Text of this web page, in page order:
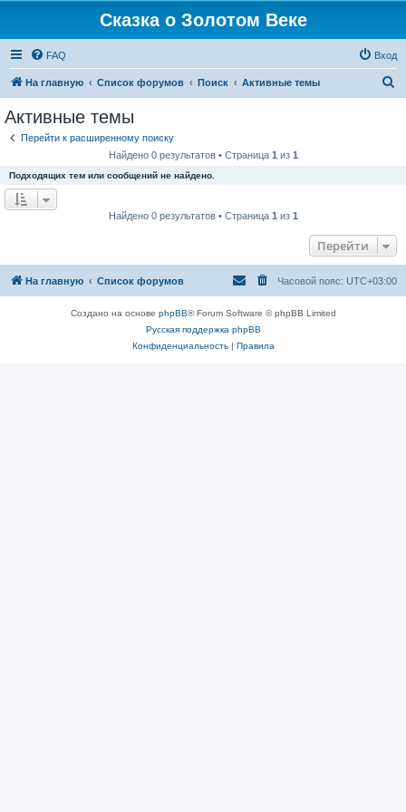
Сказка о Золотом Веке
FAQ Вход
На главную Список форумов Поиск Активные темы
Активные темы
Перейти к расширенному поиску
Найдено 0 результатов • Страница 1 из 1
Подходящих тем или сообщений не найдено.
Найдено 0 результатов • Страница 1 из 1
Перейти
На главную Список форумов Часовой пояс: UTC+03:00
Создано на основе phpBB® Forum Software © phpBB Limited
Русская поддержка phpBB
Конфиденциальность| Правила